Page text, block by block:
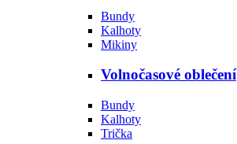
Bundy
Kalhoty
Mikiny
Volnočasové oblečení
Bundy
Kalhoty
Trička